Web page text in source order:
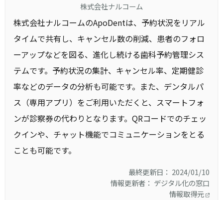
株式会社ナルコーム
株式会社ナルコームのApoDentは、予約状況をリアル
タイムで共有し、キャンセル数の削減、患者のフォロ
ーアップなどを図る、進化し続ける歯科予約管理シス
テムです。予約状況の集計、キャンセル率、定期健診
率などのデータの分析も可能です。また、デンタルパ
ス（専用アプリ）をご利用いただくと、スマートフォ
ンが診察券の代わりとなります。QRコードでのチェッ
クインや、チャット機能でコミュニケーションをとる
ことも可能です。
最終更新日： 2024/01/10
情報更新者： デジタル化の窓口
情報取得元